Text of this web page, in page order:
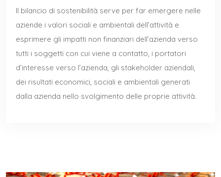
Il bilancio di sostenibilità serve per far emergere nelle
aziende i valori sociali e ambientali dell’attività e
esprimere gli impatti non finanziari dell’azienda verso
tutti i soggetti con cui viene a contatto, i portatori
d’interesse verso l’azienda, gli stakeholder aziendali,
dei risultati economici, sociali e ambientali generati
dalla azienda nello svolgimento delle proprie attività.